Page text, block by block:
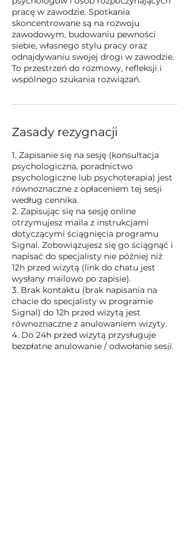
pracę w zawodzie. Spotkania
skoncentrowane są na rozwoju
zawodowym, budowaniu pewności
siebie, własnego stylu pracy oraz
odnajdywaniu swojej drogi w zawodzie.
To przestrzeń do rozmowy, refleksji i
wspólnego szukania rozwiązań.
Zasady rezygnacji
1. Zapisanie się na sesję (konsultacja
psychologiczna, poradnictwo
psychologiczne lub psychoterapia) jest
równoznaczne z opłaceniem tej sesji
według cennika.
2. Zapisując się na sesję online
otrzymujesz maila z instrukcjami
dotyczącymi ściągnięcia programu
Signal. Zobowiązujesz się go ściągnąć i
napisać do specjalisty nie później niż
12h przed wizytą (link do chatu jest
wysłany mailowo po zapisie).
3. Brak kontaktu (brak napisania na
chacie do specjalisty w programie
Signal) do 12h przed wizytą jest
równoznaczne z anulowaniem wizyty.
4. Do 24h przed wizytą przysługuje
bezpłatne anulowanie / odwołanie sesji.